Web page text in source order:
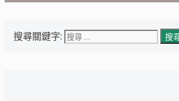
搜尋關鍵字: